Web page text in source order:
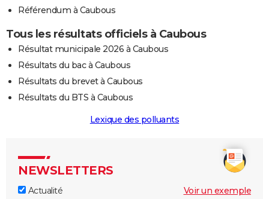
Référendum à Caubous
Tous les résultats officiels à Caubous
Résultat municipale 2026 à Caubous
Résultats du bac à Caubous
Résultats du brevet à Caubous
Résultats du BTS à Caubous
Lexique des polluants
NEWSLETTERS
Actualité
Voir un exemple